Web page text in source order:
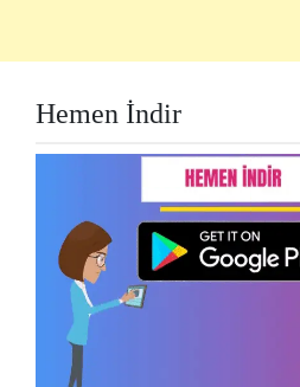
Hemen İndir